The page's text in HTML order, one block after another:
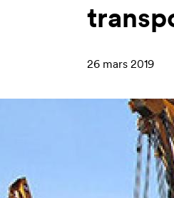
26 mars 2019